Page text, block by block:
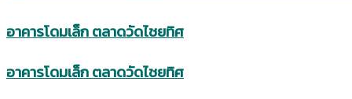
อาคารโดมเล็ก ตลาดวัดไชยทิศ
อาคารโดมเล็ก ตลาดวัดไชยทิศ